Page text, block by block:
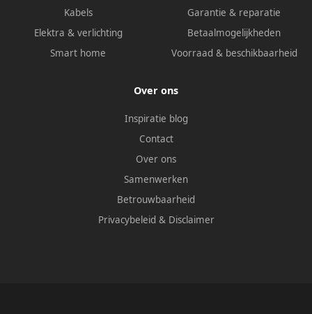
Kabels
Elektra & verlichting
Smart home
Garantie & reparatie
Betaalmogelijkheden
Voorraad & beschikbaarheid
Over ons
Inspiratie blog
Contact
Over ons
Samenwerken
Betrouwbaarheid
Privacybeleid & Disclaimer